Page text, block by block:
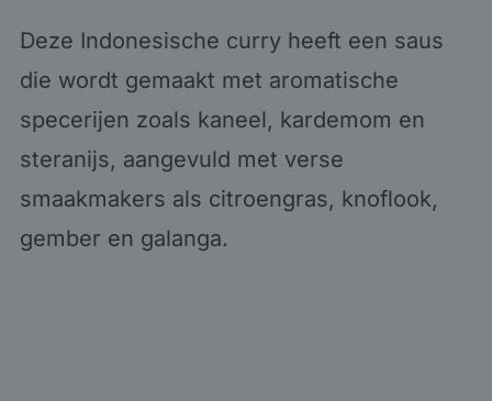
Deze Indonesische curry heeft een saus
die wordt gemaakt met aromatische
specerijen zoals kaneel, kardemom en
steranijs, aangevuld met verse
smaakmakers als citroengras, knoflook,
gember en galanga.